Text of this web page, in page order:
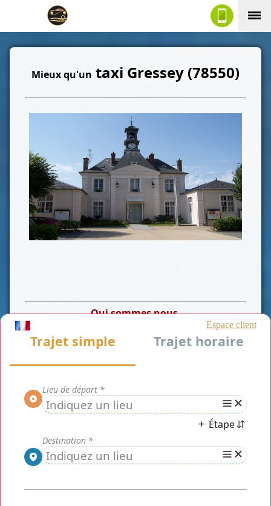
Mieux qu'un taxi Gressey (78550)
Qui sommes nous
Le transport de personnes Chauffeur privé Parisest
situé en plein coeur des Yvelines. Nous desservons ce
département et toutes ses villes. Nous vous proposons un
destinés aussi bien aux particuliers qu’aux professionnels,
tous vos transferts, vos visites de monuments mais aussi
tous vos départs ou arrivées aux aéroports et gares.
Redécouvret les avantages de taxi Gressey
(78550)
Nous mettons à disposition un véhicule récent et spacieux